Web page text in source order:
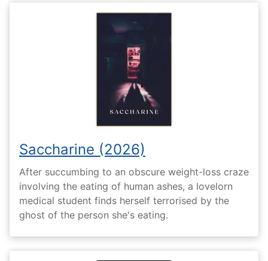
Saccharine (2026)
After succumbing to an obscure weight-loss craze
involving the eating of human ashes, a lovelorn
medical student finds herself terrorised by the
ghost of the person she's eating.